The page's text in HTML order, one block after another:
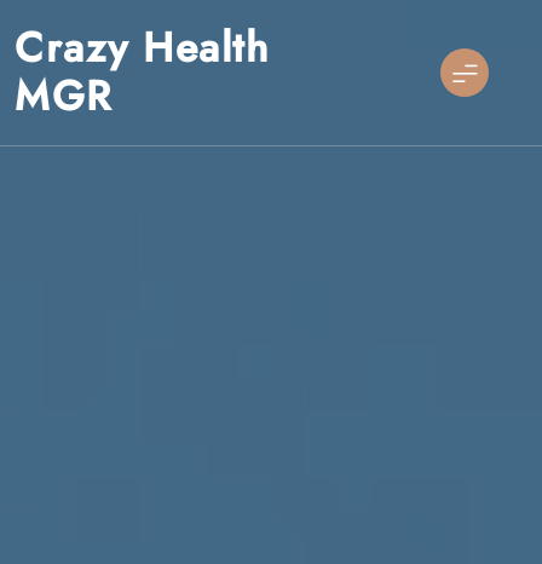
to
content
Crazy Health
MGR